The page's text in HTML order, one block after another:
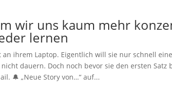
wir uns kaum mehr
lernen
an ihrem Laptop. Eigentlich will sie nur schnell
dauern. Doch noch bevor sie den ersten
🔔 „Neue Story von…“ auf...